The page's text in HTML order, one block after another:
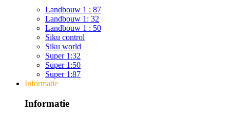
Landbouw 1 : 87
Landbouw 1: 32
Landbouw 1 : 50
Siku control
Siku world
Super 1:32
Super 1:50
Super 1:87
Informatie
Informatie